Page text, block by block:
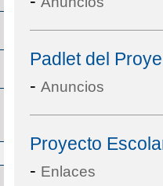
Padlet del
- Anuncios
Proyecto
- Enlaces